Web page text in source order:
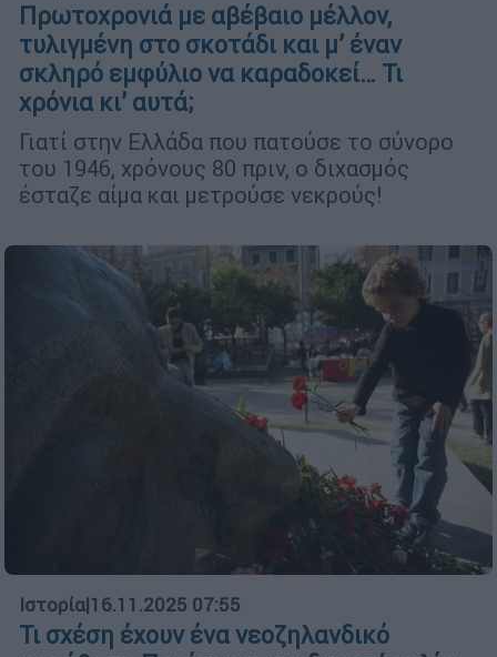
Πρωτοχρονιά με αβέβαιο μέλλον,
τυλιγμένη στο σκοτάδι και μ’ έναν
σκληρό εμφύλιο να καραδοκεί… Τι
χρόνια κι’ αυτά;
Γιατί στην Ελλάδα που πατούσε το σύνορο
του 1946, χρόνους 80 πριν, ο διχασμός
έσταζε αίμα και μετρούσε νεκρούς!
Ιστορία|16.11.2025 07:55
Τι σχέση έχουν ένα νεοζηλανδικό